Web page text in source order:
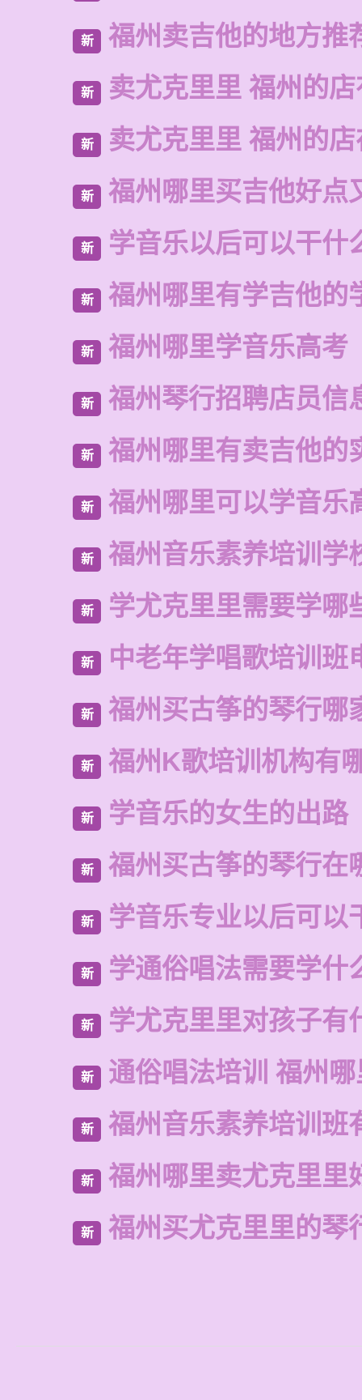
新 福州卖吉他的地方推
新 卖尤克里里 福州的
新 卖尤克里里 福州的
新 福州哪里买吉他好点
新 学音乐以后可以干什
新 福州哪里有学吉他的
新 福州哪里学音乐高考
新 福州琴行招聘店员信
新 福州哪里有卖吉他的
新 福州哪里可以学音乐
新 福州音乐素养培训学
新 学尤克里里需要学哪
新 中老年学唱歌培训班
新 福州买古筝的琴行哪
新 福州K歌培训机构有
新 学音乐的女生的出路
新 福州买古筝的琴行在
新 学音乐专业以后可以
新 学通俗唱法需要学什
新 学尤克里里对孩子有
新 通俗唱法培训 福州
新 福州音乐素养培训班
新 福州哪里卖尤克里里
新 福州买尤克里里的琴